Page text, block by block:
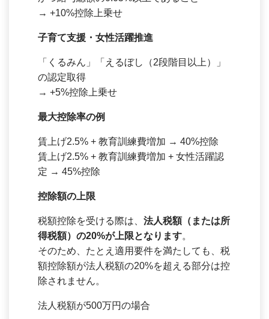
→ +10%控除上乗せ
子育て支援・女性活躍推進
「くるみん」「えるぼし（2段階目以上）」
の認定取得
→ +5%控除上乗せ
最大控除率の例
賃上げ2.5% + 教育訓練費増加 → 40%控除
賃上げ2.5% + 教育訓練費増加 + 女性活躍認
定 → 45%控除
控除額の上限
税額控除を受ける際は、 法人税額（または所
得税額）の20%が上限となります。
そのため、たとえ適用要件を満たしても、税
額控除額が法人税額の20%を超える部分は控
除されません。
法人税額が500万円の場合